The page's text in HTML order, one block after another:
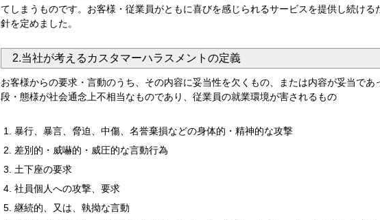
てしまうものです。お客様・従業員がともに喜びを感じられるサービスを提供し続け
針を定めました。
2.当社が考えるカスタマーハラスメントの定義
お客様からの要求・言動のうち、その内容に妥当性を欠くもの、または内容が妥当で
段・態様が社会通念上不相当なものであり、従業員の就業環境が害されるもの
暴行、暴言、脅迫、中傷、名誉棄損などの身体的・精神的な攻撃
差別的・威嚇的・威圧的な言動行為
土下座の要求
社員個人への攻撃、要求
継続的、又は、執拗な言動